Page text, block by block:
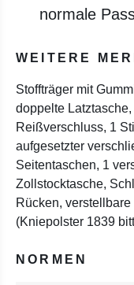
normale
WEITERE
Stoffträger mit
doppelte
Reißverschluss, 1
aufgesetzter
Seitentaschen, 1
Zollstocktasche,
Rücken,
(Kniepolster 1839
NORMEN